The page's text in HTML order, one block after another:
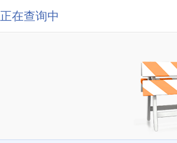
正在查询中